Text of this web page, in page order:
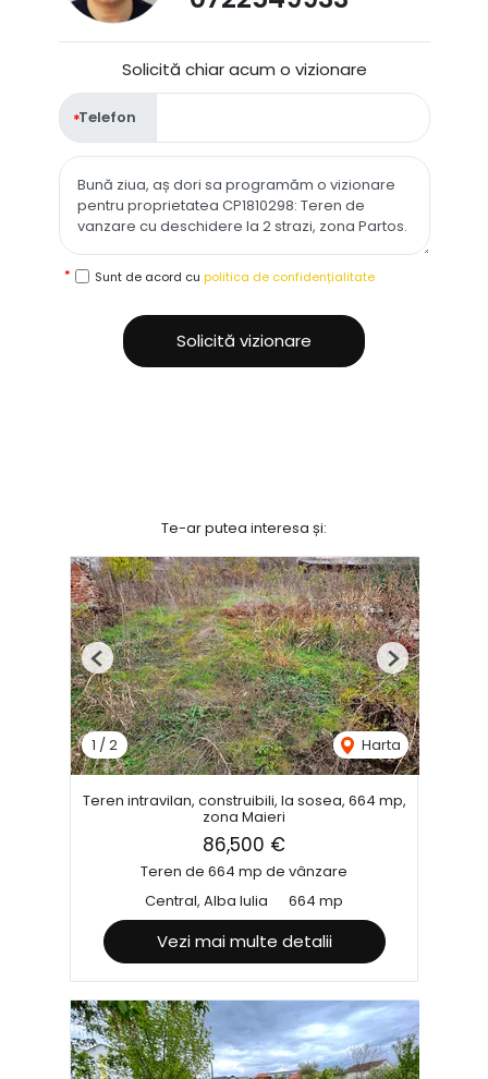
Solicită chiar acum o vizionare
Telefon
Sunt de acord cu politica de confidențialitate
Solicită vizionare
Te-ar putea interesa și:
1 / 2 Harta
Previous Next
Teren intravilan, construibili, la sosea, 664 mp,
zona Maieri
86,500 €
Teren de 664 mp de vânzare
Central, Alba Iulia
664 mp
Vezi mai multe detalii